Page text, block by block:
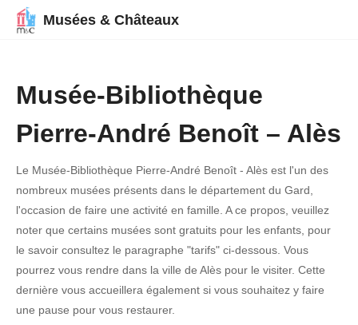
Musées & Châteaux
Musée-Bibliothèque
Pierre-André Benoît – Alès
Le Musée-Bibliothèque Pierre-André Benoît - Alès est l'un des
nombreux musées présents dans le département du Gard,
l'occasion de faire une activité en famille. A ce propos, veuillez
noter que certains musées sont gratuits pour les enfants, pour
le savoir consultez le paragraphe "tarifs" ci-dessous. Vous
pourrez vous rendre dans la ville de Alès pour le visiter. Cette
dernière vous accueillera également si vous souhaitez y faire
une pause pour vous restaurer.